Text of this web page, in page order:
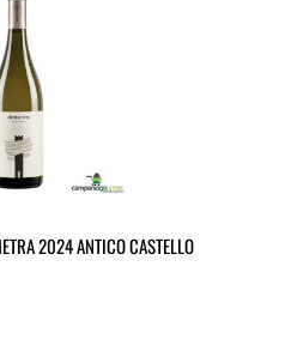
2024 ANTICO CASTELLO